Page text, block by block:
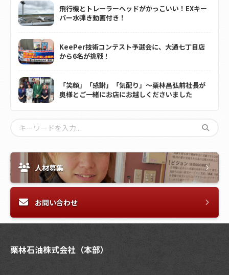
飛行機とトレーラーヘッドがかっこいい！EXキー
パー水弾き動画付き！
KeePer技術コンテスト予選会に、大通七丁目店
から6名が挑戦！
「笑顔」「感謝」「気配り」～栗林昌弘前社長が
奥様とご一緒にお店にお越しくださいました
人材募集
お問い合わせ
栗林石油株式会社（本部）